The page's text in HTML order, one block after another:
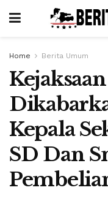
Home Berita Umum
Kepala
SD Dan